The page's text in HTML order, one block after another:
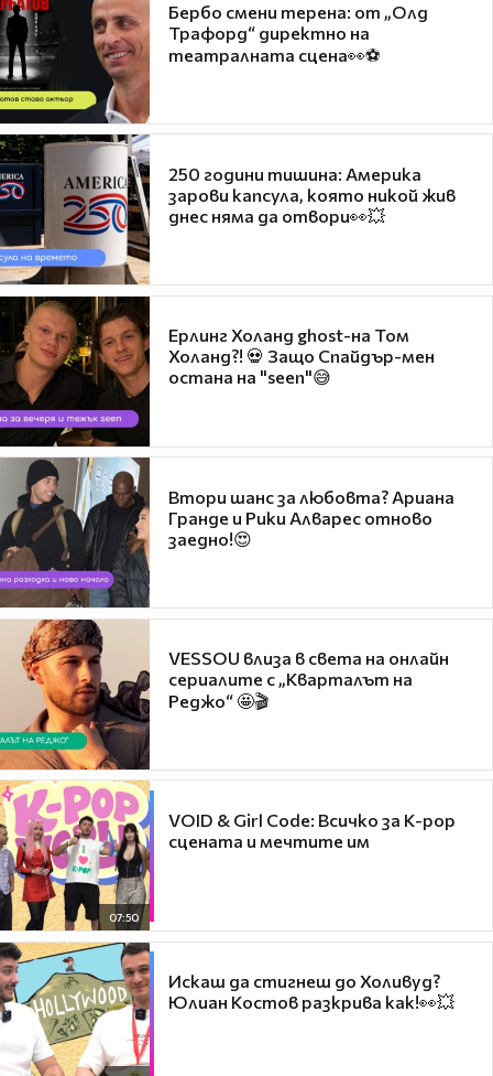
Бербо смени терена: от „Олд
Трафорд“ директно на
театралната сцена👀⚽
250 години тишина: Америка
зарови капсула, която никой жив
днес няма да отвори👀💥
Ерлинг Холанд ghost-на Том
Холанд?! 💀 Защо Спайдър-мен
остана на "seen"😅
Втори шанс за любовта? Ариана
Гранде и Рики Алварес отново
заедно!😍
VESSOU влиза в света на онлайн
сериалите с „Кварталът на
Реджо“ 🤩🎬
07:50
VOID & Girl Code: Всичко за K-pop
сцената и мечтите им
Искаш да стигнеш до Холивуд?
Юлиан Костов разкрива как!👀💥